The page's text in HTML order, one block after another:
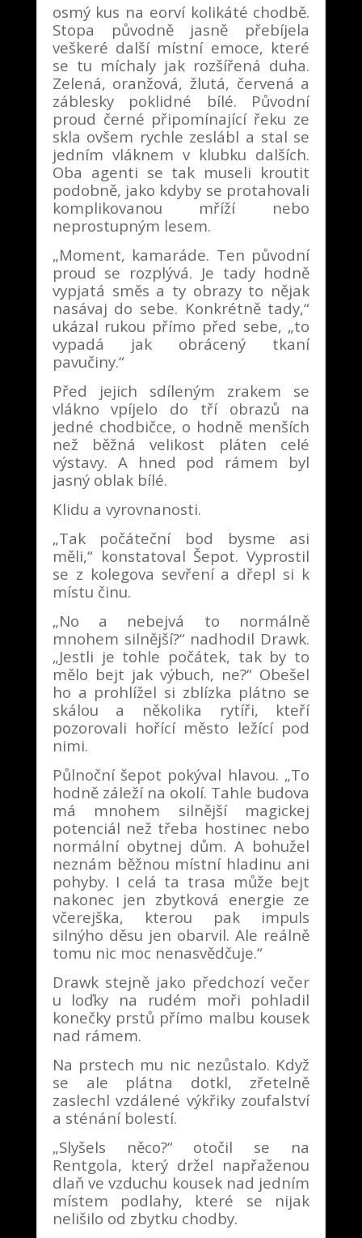
osmý kus na eorví kolikáté chodbě.
Stopa původně jasně přebíjela
veškeré další místní emoce, které
se tu míchaly jak rozšířená duha.
Zelená, oranžová, žlutá, červená a
záblesky poklidné bílé. Původní
proud černé připomínající řeku ze
skla ovšem rychle zeslábl a stal se
jedním vláknem v klubku dalších.
Oba agenti se tak museli kroutit
podobně, jako kdyby se protahovali
komplikovanou mříží nebo
neprostupným lesem.
„Moment, kamaráde. Ten původní
proud se rozplývá. Je tady hodně
vypjatá směs a ty obrazy to nějak
nasávaj do sebe. Konkrétně tady,“
ukázal rukou přímo před sebe, „to
vypadá jak obrácený tkaní
pavučiny.“
Před jejich sdíleným zrakem se
vlákno vpíjelo do tří obrazů na
jedné chodbičce, o hodně menších
než běžná velikost pláten celé
výstavy. A hned pod rámem byl
jasný oblak bílé.
Klidu a vyrovnanosti.
„Tak počáteční bod bysme asi
měli,“ konstatoval Šepot. Vyprostil
se z kolegova sevření a dřepl si k
místu činu.
„No a nebejvá to normálně
mnohem silnější?“ nadhodil Drawk.
„Jestli je tohle počátek, tak by to
mělo bejt jak výbuch, ne?“ Obešel
ho a prohlížel si zblízka plátno se
skálou a několika rytíři, kteří
pozorovali hořící město ležící pod
nimi.
Půlnoční šepot pokýval hlavou. „To
hodně záleží na okolí. Tahle budova
má mnohem silnější magickej
potenciál než třeba hostinec nebo
normální obytnej dům. A bohužel
neznám běžnou místní hladinu ani
pohyby. I celá ta trasa může bejt
nakonec jen zbytková energie ze
včerejška, kterou pak impuls
silnýho děsu jen obarvil. Ale reálně
tomu nic moc nenasvědčuje.“
Drawk stejně jako předchozí večer
u loďky na rudém moři pohladil
konečky prstů přímo malbu kousek
nad rámem.
Na prstech mu nic nezůstalo. Když
se ale plátna dotkl, zřetelně
zaslechl vzdálené výkřiky zoufalství
a sténání bolestí.
„Slyšels něco?“ otočil se na
Rentgola, který držel napřaženou
dlaň ve vzduchu kousek nad jedním
místem podlahy, které se nijak
nelišilo od zbytku chodby.